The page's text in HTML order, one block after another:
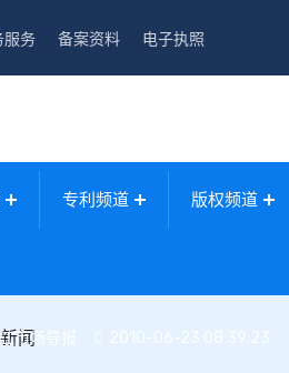
服务 备案资料 电子执照
专利频道 版权频道
闻
市场导报 2010-06-23 08:39:23